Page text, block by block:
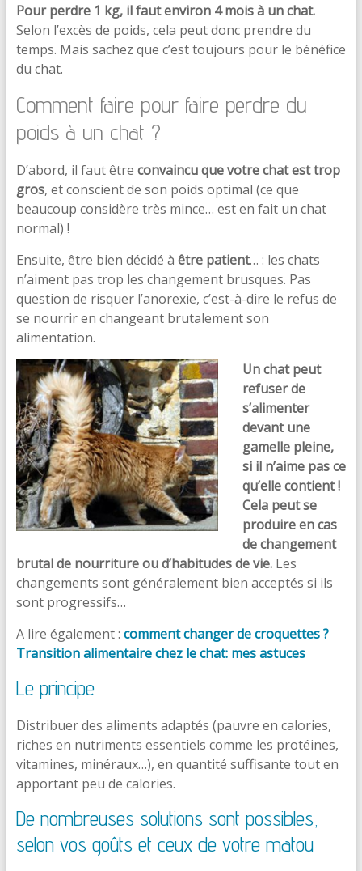
Pour perdre 1 kg, il faut environ 4 mois à un chat.
Selon l’excès de poids, cela peut donc prendre du
temps. Mais sachez que c’est toujours pour le bénéfice
du chat.
Comment faire pour faire perdre du
poids à un chat ?
D’abord, il faut être convaincu que votre chat est trop
gros, et conscient de son poids optimal (ce que
beaucoup considère très mince… est en fait un chat
normal) !
Ensuite, être bien décidé à être patient… : les chats
n’aiment pas trop les changement brusques. Pas
question de risquer l’anorexie, c’est-à-dire le refus de
se nourrir en changeant brutalement son
alimentation.
Un chat peut
refuser de
s’alimenter
devant une
gamelle pleine,
si il n’aime pas ce
qu’elle contient !
Cela peut se
produire en cas
de changement
brutal de nourriture ou d’habitudes de vie. Les
changements sont généralement bien acceptés si ils
sont progressifs…
A lire également : comment changer de croquettes ?
Transition alimentaire chez le chat: mes astuces
Le principe
Distribuer des aliments adaptés (pauvre en calories,
riches en nutriments essentiels comme les protéines,
vitamines, minéraux…), en quantité suffisante tout en
apportant peu de calories.
De nombreuses solutions sont possibles,
selon vos goûts et ceux de votre matou